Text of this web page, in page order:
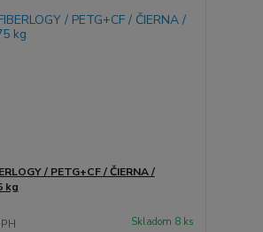
/ PETG+CF / ČIERNA /
kg
Skladom 8 ks